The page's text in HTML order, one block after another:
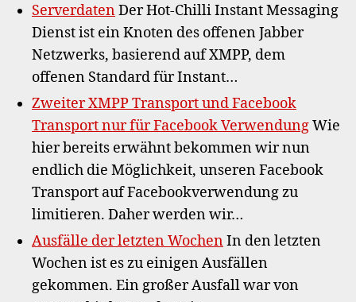
ServerdatenDer Hot-Chilli Instant Messaging
Dienst ist ein Knoten des offenen Jabber
Netzwerks, basierend auf XMPP, dem
offenen Standard für Instant…
Zweiter XMPP Transport und Facebook
Transport nur für Facebook VerwendungWie
hier bereits erwähnt bekommen wir nun
endlich die Möglichkeit, unseren Facebook
Transport auf Facebookverwendung zu
limitieren. Daher werden wir…
Ausfälle der letzten WochenIn den letzten
Wochen ist es zu einigen Ausfällen
gekommen. Ein großer Ausfall war von